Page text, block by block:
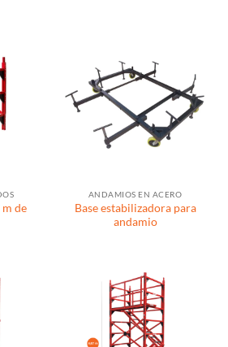
de
ANDAMIOS EN ACERO
Base estabilizadora para
andamio